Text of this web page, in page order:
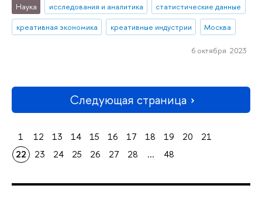
Наука исследования и аналитика
статистические данные
креативная экономика
креативные индустрии Москва
6 октября 2023
Следующая страница
1 12 13 14 15 16 17 18 19 20
21
22
23 24 25 26 27 28 ... 48